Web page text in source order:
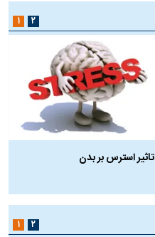
تاثیر استرس بر بدن
۱ ۲
۱ ۲